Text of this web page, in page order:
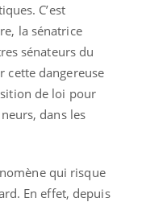
C’est
la sénatrice
sénateurs du
cette dangereuse
de loi pour
dans les
qui risque
En effet, depuis